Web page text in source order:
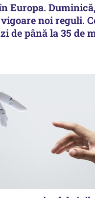
Europa.
noi reguli.
de până la 35 de